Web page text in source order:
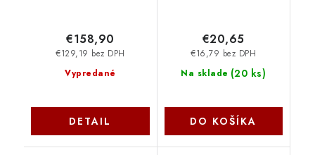
Vypredané
€129,19 bez DPH
€158,90
DETAIL
Na sklade (20 ks)
€16,79 bez DPH
€20,65
DO KOŠÍKA